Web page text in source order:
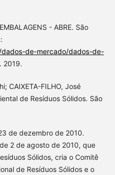
- ABRE. São
de-mercado/dados-de-
2019.
CAIXETA-FILHO, José
de Resíduos Sólidos. São
de dezembro de 2010.
2 de agosto de 2010, que
Sólidos, cria o Comitê
de Resíduos Sólidos e o